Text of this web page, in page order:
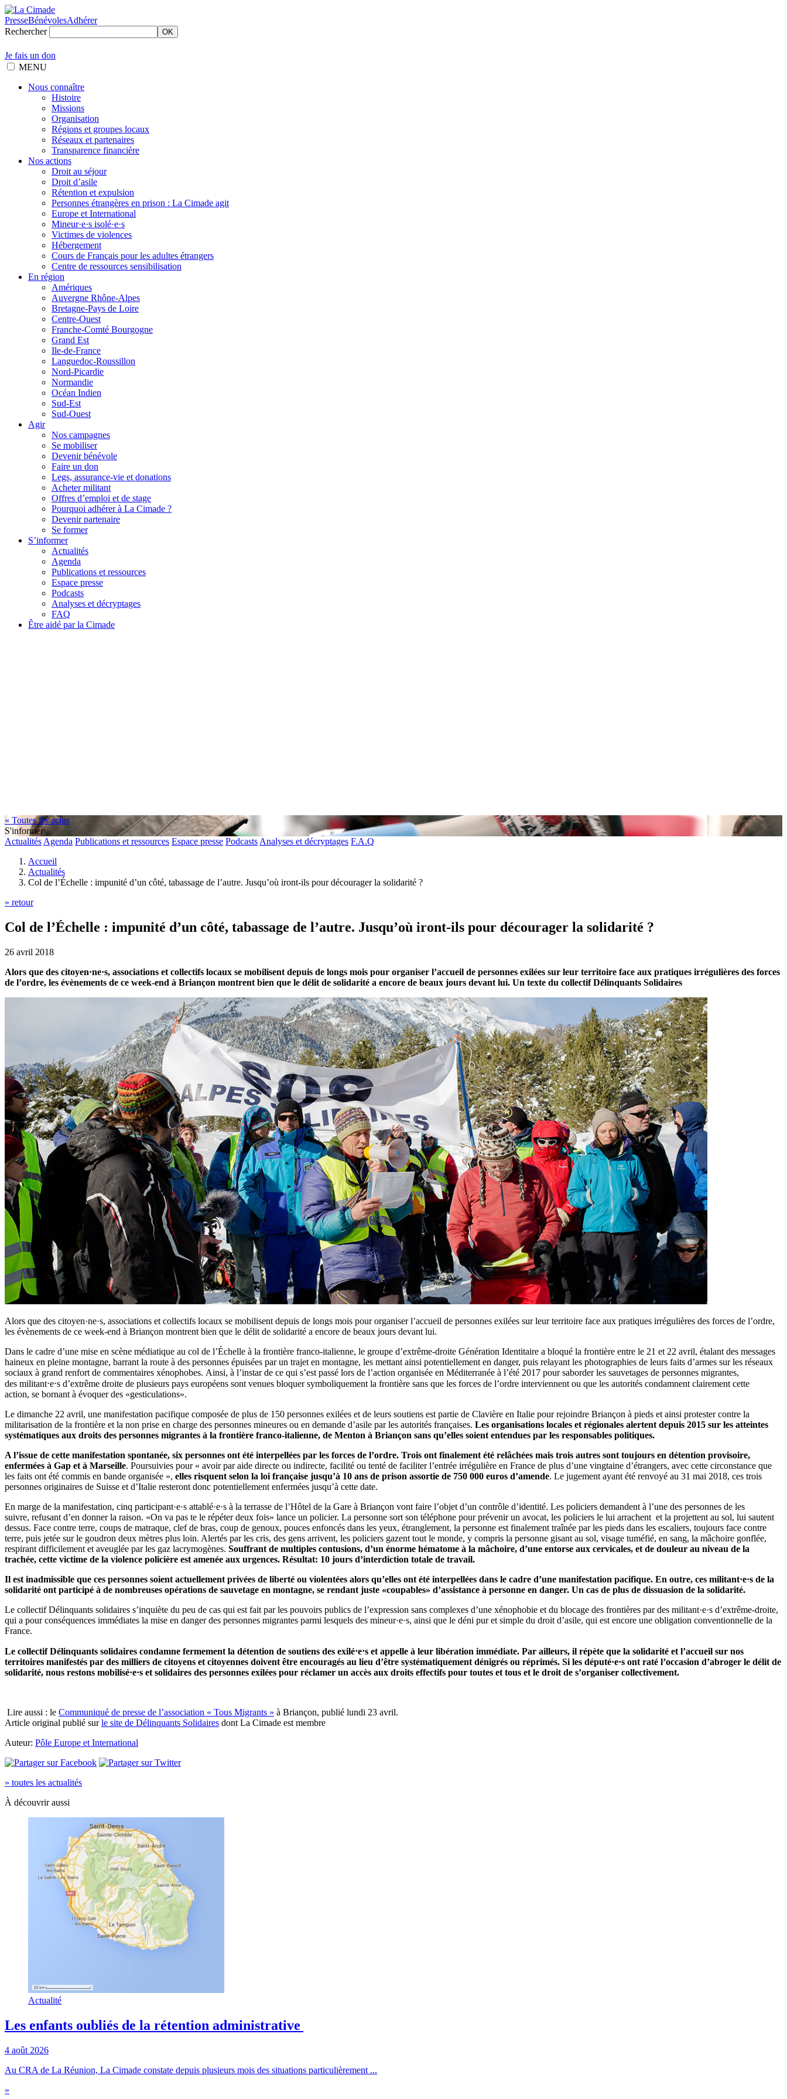
PresseBénévolesAdhérer
Rechercher
OK
Je fais un don
MENU
Nous connaître
Histoire
Missions
Organisation
Régions et groupes locaux
Réseaux et partenaires
Transparence financière
Nos actions
Droit au séjour
Droit d’asile
Rétention et expulsion
Personnes étrangères en prison : La Cimade agit
Europe et International
Mineur·e·s isolé·e·s
Victimes de violences
Hébergement
Cours de Français pour les adultes étrangers
Centre de ressources sensibilisation
En région
Amériques
Auvergne Rhône-Alpes
Bretagne-Pays de Loire
Centre-Ouest
Franche-Comté Bourgogne
Grand Est
Ile-de-France
Languedoc-Roussillon
Nord-Picardie
Normandie
Océan Indien
Sud-Est
Sud-Ouest
Agir
Nos campagnes
Se mobiliser
Devenir bénévole
Faire un don
Legs, assurance-vie et donations
Acheter militant
Offres d’emploi et de stage
Pourquoi adhérer à La Cimade ?
Devenir partenaire
Se former
S’informer
Actualités
Agenda
Publications et ressources
Espace presse
Podcasts
Analyses et décryptages
FAQ
Être aidé par la Cimade
« Toutes les actus
S'informer
Actualités Agenda Publications et ressources Espace presse Podcasts Analyses et décryptages F.A.Q
Accueil
Actualités
Col de l’Échelle : impunité d’un côté, tabassage de l’autre. Jusqu’où iront-ils pour décourager la solidarité ?
» retour
Col de l’Échelle : impunité d’un côté, tabassage de l’autre. Jusqu’où iront-ils pour décourager la solidarité ?
26 avril 2018
Alors que des citoyen·ne·s, associations et collectifs locaux se mobilisent depuis de longs mois pour organiser l’accueil de personnes exilées sur leur territoire face aux pratiques irrégulières des forces
de l’ordre, les évènements de ce week-end à Briançon montrent bien que le délit de solidarité a encore de beaux jours devant lui. Un texte du collectif Délinquants Solidaires
Alors que des citoyen·ne·s, associations et collectifs locaux se mobilisent depuis de longs mois pour organiser l’accueil de personnes exilées sur leur territoire face aux pratiques irrégulières des forces de l’ordre,
les évènements de ce week-end à Briançon montrent bien que le délit de solidarité a encore de beaux jours devant lui.
Dans le cadre d’une mise en scène médiatique au col de l’Échelle à la frontière franco-italienne, le groupe d’extrême-droite Génération Identitaire a bloqué la frontière entre le 21 et 22 avril, étalant des messages
haineux en pleine montagne, barrant la route à des personnes épuisées par un trajet en montagne, les mettant ainsi potentiellement en danger, puis relayant les photographies de leurs faits d’armes sur les réseaux
sociaux à grand renfort de commentaires xénophobes. Ainsi, à l’instar de ce qui s’est passé lors de l’action organisée en Méditerranée à l’été 2017 pour saborder les sauvetages de personnes migrantes,
des militant⋅e⋅s d’extrême droite de plusieurs pays européens sont venues bloquer symboliquement la frontière sans que les forces de l’ordre interviennent ou que les autorités condamnent clairement cette
action, se bornant à évoquer des «gesticulations».
Le dimanche 22 avril, une manifestation pacifique composée de plus de 150 personnes exilées et de leurs soutiens est partie de Clavière en Italie pour rejoindre Briançon à pieds et ainsi protester contre la
militarisation de la frontière et la non prise en charge des personnes mineures ou en demande d’asile par les autorités françaises. Les organisations locales et régionales alertent depuis 2015 sur les atteintes
systématiques aux droits des personnes migrantes à la frontière franco-italienne, de Menton à Briançon sans qu’elles soient entendues par les responsables politiques.
A l’issue de cette manifestation spontanée, six personnes ont été interpellées par les forces de l’ordre. Trois ont finalement été relâchées mais trois autres sont toujours en détention provisoire,
enfermées à Gap et à Marseille. Poursuivies pour « avoir par aide directe ou indirecte, facilité ou tenté de faciliter l’entrée irrégulière en France de plus d’une vingtaine d’étrangers, avec cette circonstance que
les faits ont été commis en bande organisée », elles risquent selon la loi française jusqu’à 10 ans de prison assortie de 750 000 euros d’amende. Le jugement ayant été renvoyé au 31 mai 2018, ces trois
personnes originaires de Suisse et d’Italie resteront donc potentiellement enfermées jusqu’à cette date.
En marge de la manifestation, cinq participant·e·s attablé·e·s à la terrasse de l’Hôtel de la Gare à Briançon vont faire l’objet d’un contrôle d’identité. Les policiers demandent à l’une des personnes de les
suivre, refusant d’en donner la raison. «On va pas te le répéter deux fois» lance un policier. La personne sort son téléphone pour prévenir un avocat, les policiers le lui arrachent et la projettent au sol, lui sautent
dessus. Face contre terre, coups de matraque, clef de bras, coup de genoux, pouces enfoncés dans les yeux, étranglement, la personne est finalement traînée par les pieds dans les escaliers, toujours face contre
terre, puis jetée sur le goudron deux mètres plus loin. Alertés par les cris, des gens arrivent, les policiers gazent tout le monde, y compris la personne gisant au sol, visage tuméfié, en sang, la mâchoire gonflée,
respirant difficilement et aveuglée par les gaz lacrymogènes. Souffrant de multiples contusions, d’un énorme hématome à la mâchoire, d’une entorse aux cervicales, et de douleur au niveau de la
trachée, cette victime de la violence policière est amenée aux urgences. Résultat: 10 jours d’interdiction totale de travail.
Il est inadmissible que ces personnes soient actuellement privées de liberté ou violentées alors qu’elles ont été interpellées dans le cadre d’une manifestation pacifique. En outre, ces militant·e·s de la
solidarité ont participé à de nombreuses opérations de sauvetage en montagne, se rendant juste «coupables» d’assistance à personne en danger. Un cas de plus de dissuasion de la solidarité.
Le collectif Délinquants solidaires s’inquiète du peu de cas qui est fait par les pouvoirs publics de l’expression sans complexes d’une xénophobie et du blocage des frontières par des militant·e·s d’extrême-droite,
qui a pour conséquences immédiates la mise en danger des personnes migrantes parmi lesquels des mineur·e·s, ainsi que le déni pur et simple du droit d’asile, qui est encore une obligation conventionnelle de la
France.
Le collectif Délinquants solidaires condamne fermement la détention de soutiens des exilé⋅e⋅s et appelle à leur libération immédiate. Par ailleurs, il répète que la solidarité et l’accueil sur nos
territoires manifestés par des milliers de citoyens et citoyennes doivent être encouragés au lieu d’être systématiquement dénigrés ou réprimés. Si les député·e·s ont raté l’occasion d’abroger le délit de
solidarité, nous restons mobilisé·e·s et solidaires des personnes exilées pour réclamer un accès aux droits effectifs pour toutes et tous et le droit de s’organiser collectivement.
Lire aussi : le Communiqué de presse de l’association « Tous Migrants » à Briançon, publié lundi 23 avril.
Article original publié surle site de Délinquants Solidaires dont La Cimade est membre
Auteur: Pôle Europe et International
» toutes les actualités
À découvrir aussi
Actualité
Les enfants oubliés de la rétention administrative
4 août 2026
Au CRA de La Réunion, La Cimade constate depuis plusieurs mois des situations particulièrement ...
»